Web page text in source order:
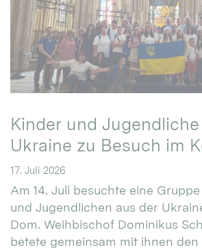
Kinder und
Ukraine zu Besuch im
17. Juli 2026
Am 14. Juli besuchte eine
und Jugendlichen aus der
Dom. Weihbischof Dominikus
betete gemeinsam mit ihnen den